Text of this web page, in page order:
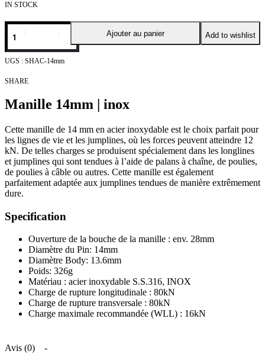
IN STOCK
Ajouter au panier Add to wishlist
SHAC-14mm
SHARE
Manille 14mm | inox
Cette manille de 14 mm en acier inoxydable est le choix parfait pour
les lignes de vie et les jumplines, où les forces peuvent atteindre 12
kN. De telles charges se produisent spécialement dans les longlines
et jumplines qui sont tendues à l’aide de palans à chaîne, de poulies,
de poulies à câble ou autres. Cette manille est également
parfaitement adaptée aux jumplines tendues de manière extrêmement
dure.
Specification
Ouverture de la bouche de la manille : env. 28mm
Diamètre du Pin: 14mm
Diamètre Body: 13.6mm
Poids: 326g
Matériau : acier inoxydable S.S.316, INOX
Charge de rupture longitudinale : 80kN
Charge de rupture transversale : 80kN
Charge maximale recommandée (WLL) : 16kN
Avis (0)